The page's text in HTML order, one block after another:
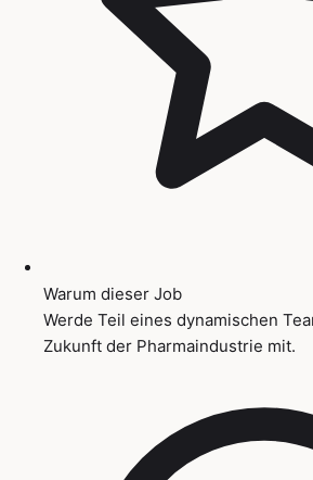
Warum dieser Job
Werde Teil eines dynamischen
Zukunft der Pharmaindustrie mit.